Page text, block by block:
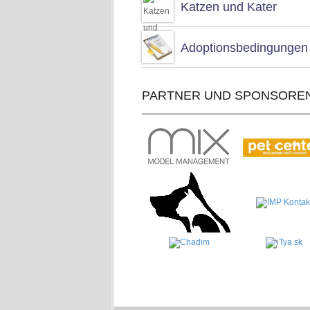
Katzen und Kater
Adoptionsbedingungen
PARTNER UND